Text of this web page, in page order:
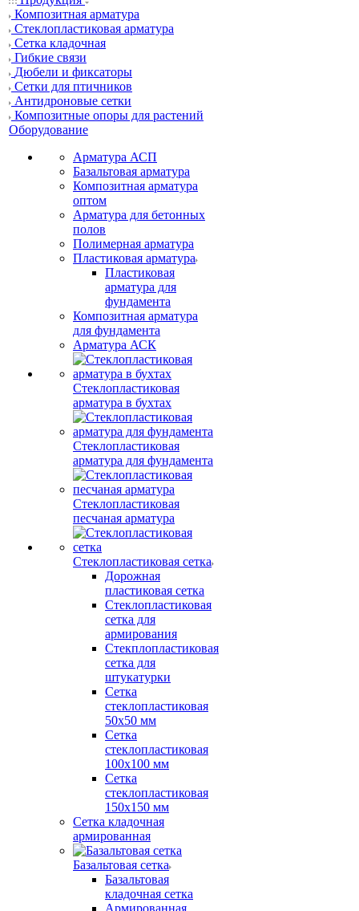
Композитная арматура
Cтеклопластиковая арматура
Сетка кладочная
Гибкие связи
Дюбели и фиксаторы
Сетки для птичников
Антидроновые сетки
Композитные опоры для растений
Оборудование
Арматура АСП
Базальтовая арматура
Композитная арматура
оптом
Арматура для бетонных
полов
Полимерная арматура
Пластиковая арматура
Пластиковая
арматура для
фундамента
Композитная арматура
для фундамента
Арматура АСК
Стеклопластиковая
арматура в бухтах
Стеклопластиковая
арматура для фундамента
Стеклопластиковая
песчаная арматура
Стеклопластиковая сетка
Дорожная
пластиковая сетка
Стеклопластиковая
сетка для
армирования
Стекплопластиковая
сетка для
штукатурки
Сетка
стеклопластиковая
50x50 мм
Сетка
стеклопластиковая
100x100 мм
Сетка
стеклопластиковая
150x150 мм
Сетка кладочная
армированная
Базальтовая сетка
Базальтовая
кладочная сетка
Армированная